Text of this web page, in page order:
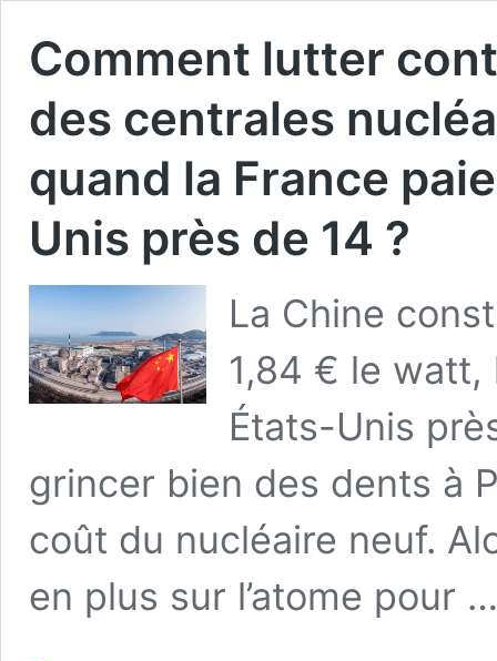
Comment lutter
des centrales
quand la France
Unis près de 14 ?
La Chine
1,84 € le watt,
États-Unis
grincer bien des dents à
coût du nucléaire neuf.
en plus sur l’atome pour